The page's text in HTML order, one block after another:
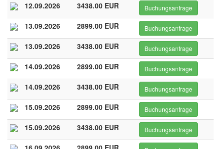
12.09.2026 3438.00 EUR Buchungsanfrage
13.09.2026 2899.00 EUR Buchungsanfrage
13.09.2026 3438.00 EUR Buchungsanfrage
14.09.2026 2899.00 EUR Buchungsanfrage
14.09.2026 3438.00 EUR Buchungsanfrage
15.09.2026 2899.00 EUR Buchungsanfrage
15.09.2026 3438.00 EUR Buchungsanfrage